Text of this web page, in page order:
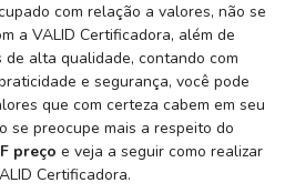
com relação a valores, não se
a VALID Certificadora, além de
alta qualidade, contando com
e segurança, você pode
que com certeza cabem em seu
se preocupe mais a respeito do
preço e veja a seguir como realizar
Certificadora.